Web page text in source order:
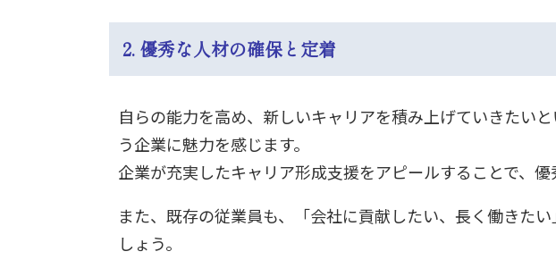
2. 優秀な人材の確保と定着
自らの能力を高め、新しいキャリアを積み上げていきたい
う企業に魅力を感じます。
企業が充実したキャリア形成支援をアピールすることで、
また、既存の従業員も、「会社に貢献したい、長く働きた
しょう。